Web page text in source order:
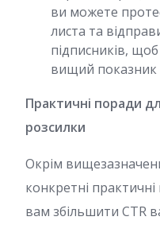
ви можете
листа та
підписників,
вищий показник
Практичні поради
розсилки
Окрім
конкретні
вам збільшити CTR